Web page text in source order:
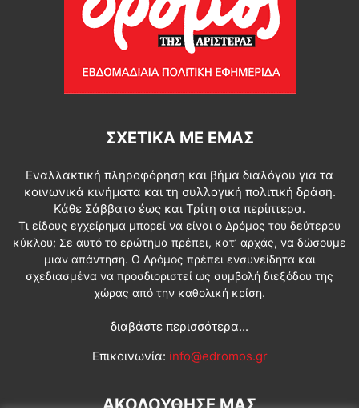
ΣΧΕΤΙΚΆ ΜΕ ΕΜΆΣ
Εναλλακτική πληροφόρηση και βήμα διαλόγου για τα
κοινωνικά κινήματα και τη συλλογική πολιτική δράση.
Κάθε Σάββατο έως και Τρίτη στα περίπτερα.
Τι είδους εγχείρημα μπορεί να είναι ο Δρόμος του δεύτερου
κύκλου; Σε αυτό το ερώτημα πρέπει, κατ’ αρχάς, να δώσουμε
μιαν απάντηση. Ο Δρόμος πρέπει ενσυνείδητα και
σχεδιασμένα να προσδιοριστεί ως συμβολή διεξόδου της
χώρας από την καθολική κρίση.
διαβάστε περισσότερα...
Επικοινωνία: info@edromos.gr
ΑΚΟΛΟΥΘΗΣΕ ΜΑΣ